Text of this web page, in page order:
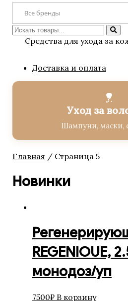
Искать
Средства для ухода за
Доставка и оплата
Уход за
Шампуни, маски,
Главная / Страница 5
Новинки
REGENIOUE,
монодоз/уп
7500₽ В корзину